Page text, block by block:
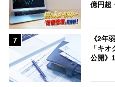
億円超
7
《2年
「キ
公開》